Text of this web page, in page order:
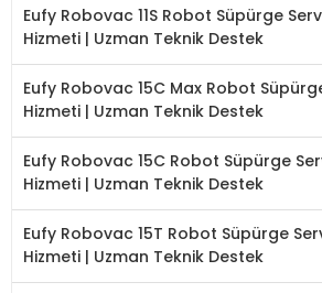
Eufy Robovac 11S Robot Süpürge
Hizmeti | Uzman Teknik Destek
Eufy Robovac 15C Max Robot
Hizmeti | Uzman Teknik Destek
Eufy Robovac 15C Robot Süpürge
Hizmeti | Uzman Teknik Destek
Eufy Robovac 15T Robot Süpürge
Hizmeti | Uzman Teknik Destek